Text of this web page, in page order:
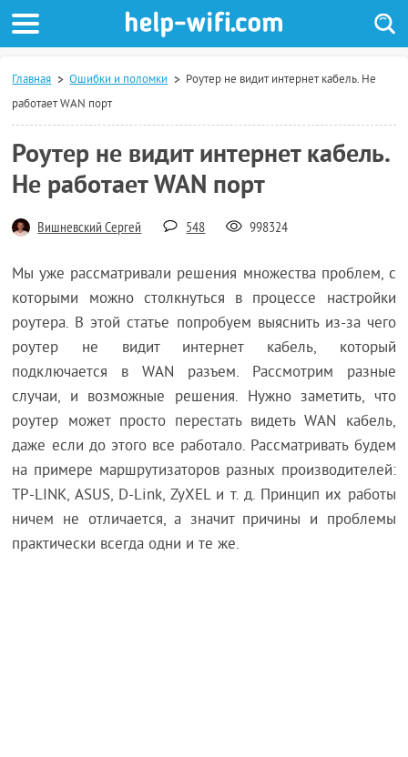
Главная Ошибки и поломки
Роутер не видит интернет кабель. Не
работает WAN порт
Роутер не видит интернет кабель.
Не работает WAN порт
Вишневский Сергей 548 998324
Мы уже рассматривали решения множества проблем, с
которыми можно столкнуться в процессе настройки
роутера. В этой статье попробуем выяснить из-за чего
роутер не видит интернет кабель, который
подключается в WAN разъем. Рассмотрим разные
случаи, и возможные решения. Нужно заметить, что
роутер может просто перестать видеть WAN кабель,
даже если до этого все работало. Рассматривать будем
на примере маршрутизаторов разных производителей:
TP-LINK, ASUS, D-Link, ZyXEL и т. д. Принцип их работы
ничем не отличается, а значит причины и проблемы
практически всегда одни и те же.